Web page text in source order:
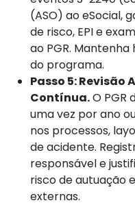
(ASO) ao eSocial,
de risco, EPI e
ao PGR.
do programa.
Passo 5: Revisão
Contínua.O PGR
uma vez por ano
nos processos,
de acidente.
responsável e
risco de autuação
externas.